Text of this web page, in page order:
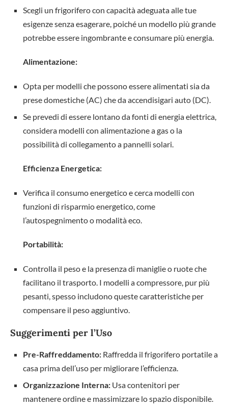
Scegli un frigorifero con capacità adeguata alle tue
esigenze senza esagerare, poiché un modello più grande
potrebbe essere ingombrante e consumare più energia.
Alimentazione:
Opta per modelli che possono essere alimentati sia da
prese domestiche (AC) che da accendisigari auto (DC).
Se prevedi di essere lontano da fonti di energia elettrica,
considera modelli con alimentazione a gas o la
possibilità di collegamento a pannelli solari.
Efficienza Energetica:
Verifica il consumo energetico e cerca modelli con
funzioni di risparmio energetico, come
l’autospegnimento o modalità eco.
Portabilità:
Controlla il peso e la presenza di maniglie o ruote che
facilitano il trasporto. I modelli a compressore, pur più
pesanti, spesso includono queste caratteristiche per
compensare il peso aggiuntivo.
Suggerimenti per l’Uso
Pre-Raffreddamento: Raffredda il frigorifero portatile a
casa prima dell’uso per migliorare l’efficienza.
Organizzazione Interna: Usa contenitori per
mantenere ordine e massimizzare lo spazio disponibile.